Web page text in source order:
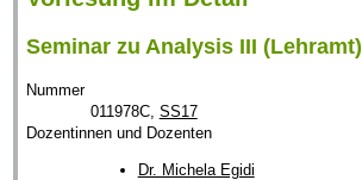
Seminar zu Analysis III (Lehramt)
Nummer
011978C, SS17
Dozentinnen und Dozenten
Dr. Michela Egidi